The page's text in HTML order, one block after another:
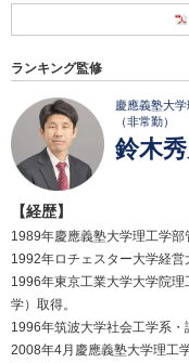
ランキング監修
慶應義塾大
（非常勤）
鈴木
【経歴】
1989年慶應義塾大学理工学部
1992年ロチェスター大学経営
1996年東京工業大学大学院
学）取得。
1996年筑波大学社会工学系・
2008年4月慶應義塾大学理工